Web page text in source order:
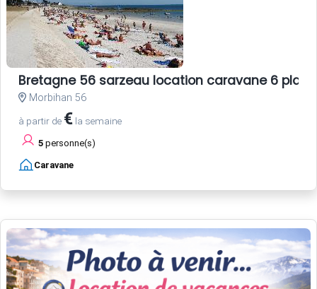
Bretagne 56 sarzeau location caravane 6
Morbihan 56
à partir de € la semaine
5 personne(s)
Caravane